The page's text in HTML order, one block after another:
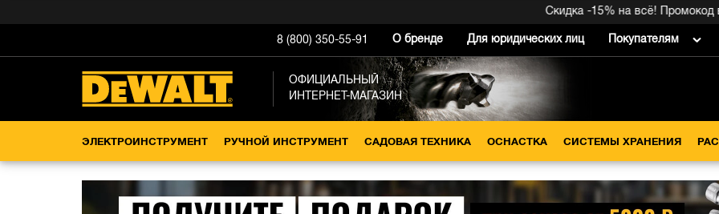
Скидка -15% на всё! Промокод
8 (800) 350-55-91 О бренде Для юридических лиц Покупателям
ОФИЦИАЛЬНЫЙ
ИНТЕРНЕТ-МАГАЗИН
ЭЛЕКТРОИНСТРУМЕНТ РУЧНОЙ ИНСТРУМЕНТ САДОВАЯ ТЕХНИКА ОСНАСТКА СИСТЕМЫ ХРАНЕНИЯ